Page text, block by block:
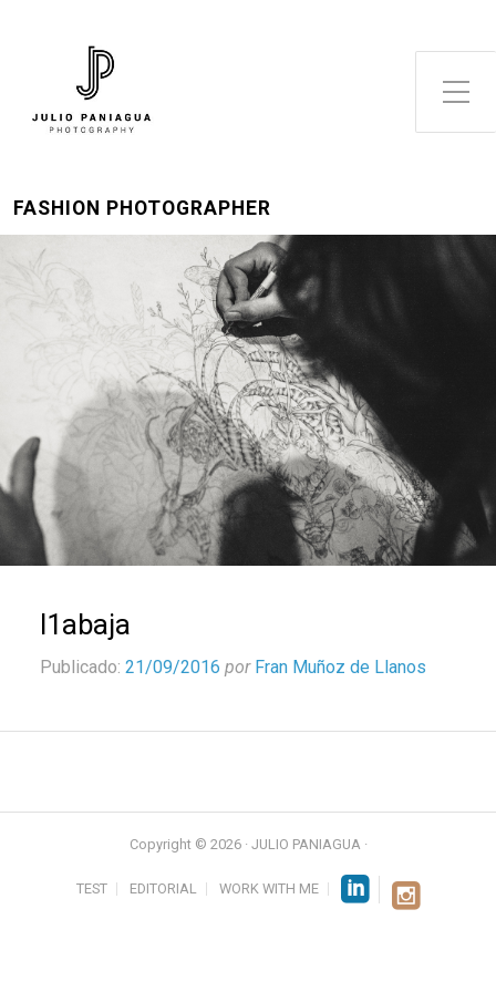
Alternar el menú lateral
FASHION PHOTOGRAPHER
l1abaja
Publicado: 21/09/2016 por Fran Muñoz de Llanos
Copyright © 2026 · JULIO PANIAGUA ·
TEST EDITORIAL WORK WITH ME